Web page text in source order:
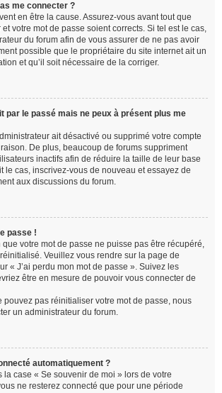
me connecter ?
en être la cause. Assurez-vous avant tout que
et votre mot de passe soient corrects. Si tel est le cas,
du forum afin de vous assurer de ne pas avoir
possible que le propriétaire du site internet ait un
et qu’il soit nécessaire de la corriger.
par le passé mais ne peux à présent plus me
ait désactivé ou supprimé votre compte
De plus, beaucoup de forums suppriment
inactifs afin de réduire la taille de leur base
le cas, inscrivez-vous de nouveau et essayez de
aux discussions du forum.
passe !
que votre mot de passe ne puisse pas être récupéré,
Veuillez vous rendre sur la page de
« J’ai perdu mon mot de passe ». Suivez les
être en mesure de pouvoir vous connecter de
pouvez pas réinitialiser votre mot de passe, nous
un administrateur du forum.
automatiquement ?
la case « Se souvenir de moi » lors de votre
ne resterez connecté que pour une période